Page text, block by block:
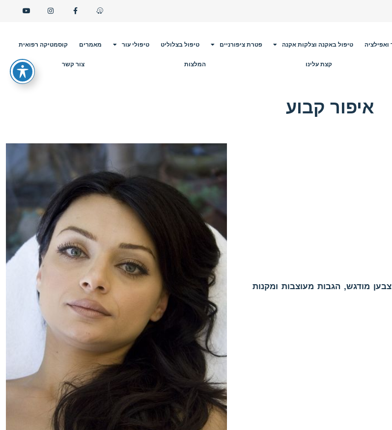
ואפילציה טיפול באקנה וצלקות אקנה פטרת ציפורניים טיפול בצלוליט טיפולי עור מאמרים קוסמטיקה רפואית
קצת עלינו המלצות צור קשר
איפור קבוע
מודגש, הגבות מעוצבות ומקנות